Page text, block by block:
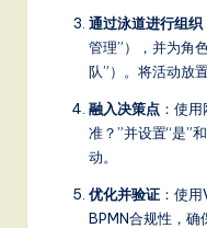
通过泳道进行组织
管理”），并为角
队”）。将活动放
融入决策点 ：使
准？”并设置“是”
动。
优化并验证 ：使
BPMN合规性，确